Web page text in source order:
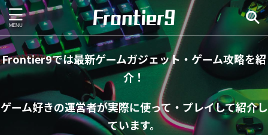
Frontier9では最新ゲームガジェット・ゲーム攻略を紹
介！
ゲーム好きの運営者が実際に使って・プレイして紹介し
ています。